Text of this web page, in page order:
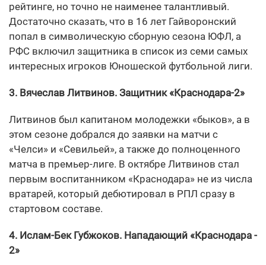
рейтинге, но точно не наименее талантливый.
Достаточно сказать, что в 16 лет Гайворонский
попал в символическую сборную сезона ЮФЛ, а
РФС включил защитника в список из семи самых
интересных игроков Юношеской футбольной лиги.
3. Вячеслав Литвинов. Защитник «Краснодара-2»
Литвинов был капитаном молодежки «быков», а в
этом сезоне добрался до заявки на матчи с
«Челси» и «Севильей», а также до полноценного
матча в премьер-лиге. В октябре Литвинов стал
первым воспитанником «Краснодара» не из числа
вратарей, который дебютировал в РПЛ сразу в
стартовом составе.
4. Ислам-Бек Губжоков. Нападающий «Краснодара -
2»